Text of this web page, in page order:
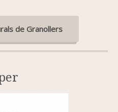
de Granollers